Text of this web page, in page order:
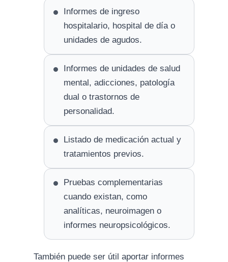
Informes de ingreso
hospitalario, hospital de día o
unidades de agudos.
Informes de unidades de salud
mental, adicciones, patología
dual o trastornos de
personalidad.
Listado de medicación actual y
tratamientos previos.
Pruebas complementarias
cuando existan, como
analíticas, neuroimagen o
informes neuropsicológicos.
También puede ser útil aportar informes